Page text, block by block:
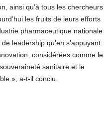
ainsi qu’à tous les chercheurs
les fruits de leurs efforts
pharmaceutique nationale
leadership qu’en s’appuyant
considérées comme le
sanitaire et le
», a-t-il conclu.